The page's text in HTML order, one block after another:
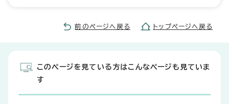
前のページへ戻る トップページへ戻る
このページを見ている方はこんなページも見ていま
す